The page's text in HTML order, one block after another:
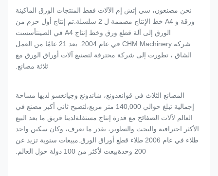
نحن مصنعون، سي إتش إم الآلات فقط المنتجات الورق الماكينة
ورقة و A4 خط الإنتاج مصممة ل 2 سلسلة.تم إنتاج أول حزم من
الورق إلى آلة قطع ورق وخط إنتاج A4 في الصينتأسست
شركة.CHM Machinery في عام 2004. بعد 21 عامًا من العمل
الشاق ، تطورت إلى شركة محترفة لتصنيع آلات أوراق الورق مع
ثلاثة مصانع.
المصانع الثلاث في قوانغدونغ، شاندونغ وجيانغسو لديها مساحة
إجمالية تبلغ حوالي 140,000 متر مربع،لتصبح ثاني أكبر مصنع في
العالم لآلات الصفائح مع قدرة إنتاج مستقلةلدينا فريق ما بعد البيع
الأكثر احترافية والبحث والتطوير، بقدر ما نعرف، وكان سكين واحد
طلاء في عام 2006 طلاء قطع أوراق الورق.مبيعات سنوية تزيد عن